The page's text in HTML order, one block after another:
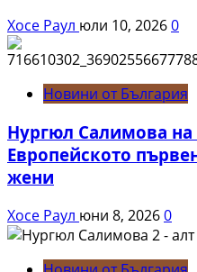
Хосе Раул юли 10, 20260
Новини от България
Нургюл Салимова на
Европейското
жени
Хосе Раул юни 8, 20260